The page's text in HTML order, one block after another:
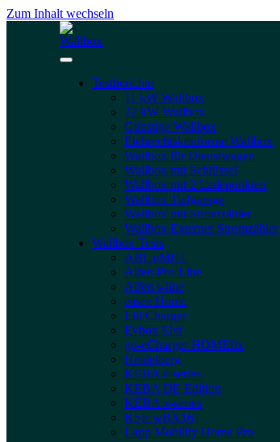
Zum Inhalt wechseln
Testberichte
11 kW Wallbox
22 kW Wallbox
Günstige Wallbox
Eichrechtskonforme Wallbox
Wallbox für Dienstwagen
Wallbox mit Schlüssel
Wallbox mit 2 Ladepunkten
Wallbox Tiefgarage
Wallbox mit Stromzähler
Wallbox Externer Stromzähler
Wallbox Tests
ABL eMH1
Alfen Pro-Line
Alfen s-line
easee Home
Elli Charger
Evbox Elvi
go-eCharger HOMEfix
Heidelberg
KEBA c-series
KEBA DE Edition
KEBA x-series
KSE wBX16
Lapp Mobility Home Pro